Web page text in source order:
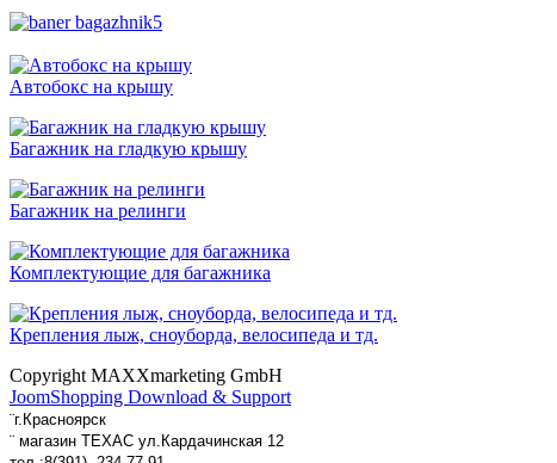
Автобокс на крышу
Багажник на гладкую крышу
Багажник на релинги
Комплектующие для багажника
Крепления лыж, сноуборда, велосипеда и тд.
Copyright MAXXmarketing GmbH
JoomShopping Download & Support
¨г.Красноярск
¨ магазин ТЕХАС ул.Кардачинская 12